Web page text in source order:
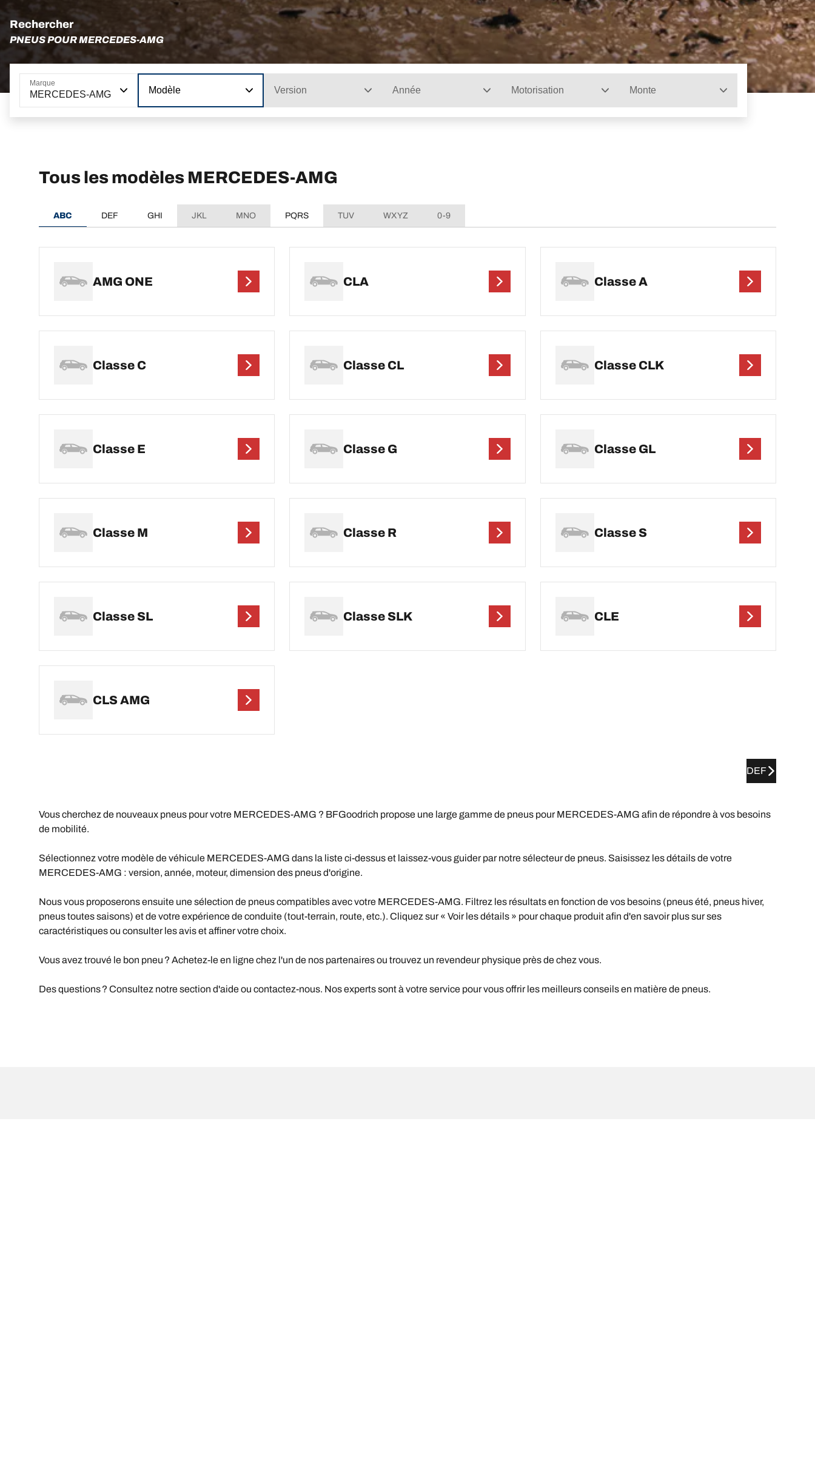
Rechercher
PNEUS POUR MERCEDES-AMG
Marque
MERCEDES-AMG Modèle Version Année Motorisation Monte
Tous les modèles MERCEDES-AMG
ABC DEF GHI JKL MNO PQRS TUV WXYZ 0-9
AMG ONE CLA Classe A
Classe C Classe CL Classe CLK
Classe E Classe G Classe GL
Classe M Classe R Classe S
Classe SL Classe SLK CLE
CLS AMG
DEF
Vous cherchez de nouveaux pneus pour votre MERCEDES-AMG ? BFGoodrich propose une large gamme de pneus pour MERCEDES-AMG afin de répondre à vos besoins
de mobilité.
Sélectionnez votre modèle de véhicule MERCEDES-AMG dans la liste ci-dessus et laissez-vous guider par notre sélecteur de pneus. Saisissez les détails de votre
MERCEDES-AMG : version, année, moteur, dimension des pneus d'origine.
Nous vous proposerons ensuite une sélection de pneus compatibles avec votre MERCEDES-AMG. Filtrez les résultats en fonction de vos besoins (pneus été, pneus hiver,
pneus toutes saisons) et de votre expérience de conduite (tout-terrain, route, etc.). Cliquez sur « Voir les détails » pour chaque produit afin d'en savoir plus sur ses
caractéristiques ou consulter les avis et affiner votre choix.
Vous avez trouvé le bon pneu ? Achetez-le en ligne chez l'un de nos partenaires ou trouvez un revendeur physique près de chez vous.
Des questions ? Consultez notre section d'aide ou contactez-nous. Nos experts sont à votre service pour vous offrir les meilleurs conseils en matière de pneus.